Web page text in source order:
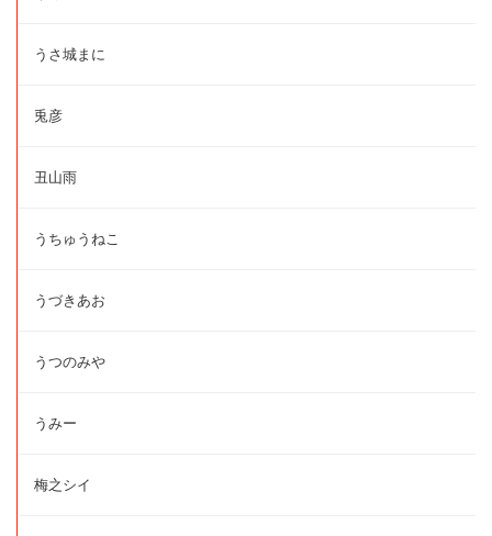
うさ城まに
兎彦
丑山雨
うちゅうねこ
うづきあお
うつのみや
うみー
梅之シイ